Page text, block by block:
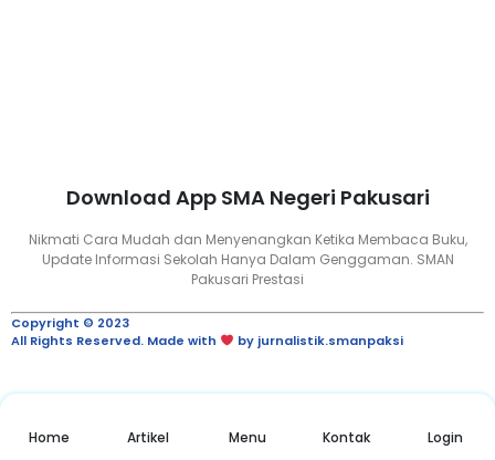
Download App SMA Negeri Pakusari
Nikmati Cara Mudah dan Menyenangkan Ketika Membaca Buku,
Update Informasi Sekolah Hanya Dalam Genggaman. SMAN
Pakusari Prestasi
Copyright © 2023
All Rights Reserved. Made with
by jurnalistik.smanpaksi
Home Artikel Menu Kontak Login